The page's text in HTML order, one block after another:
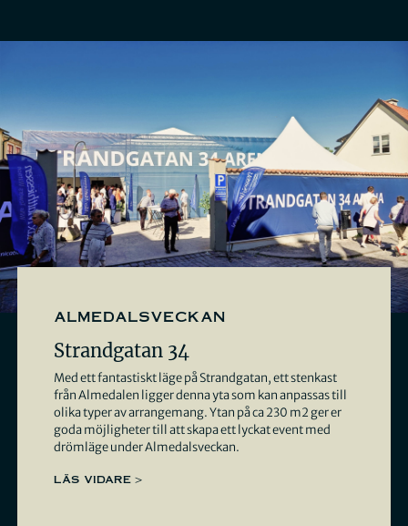
almedalsveckan
Strandgatan 34
Med ett fantastiskt läge på Strandgatan, ett stenkast
från Almedalen ligger denna yta som kan anpassas till
olika typer av arrangemang. Ytan på ca 230 m2 ger er
goda möjligheter till att skapa ett lyckat event med
drömläge under Almedalsveckan.
LÄS VIDARE >